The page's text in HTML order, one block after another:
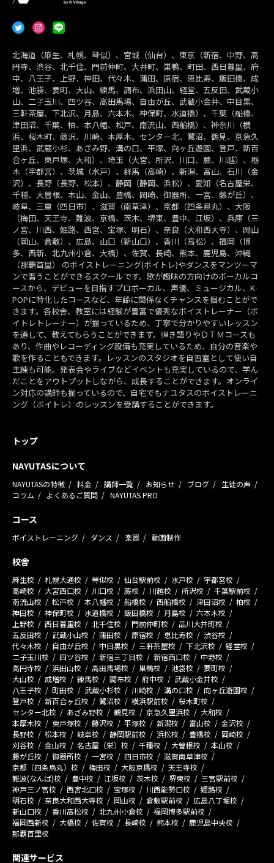
北海道（麻生、札幌、琴似）、宮城（仙台）、東京（新宿、中野、高
円寺、渋谷、北千住、門前仲町、大井町、巣鴨、町田、西日暮里、府
中、八王子、上野、神田、代々木、蒲田、原宿、恵比寿、飯田橋、成
増、池袋、要町、大山、練馬、調布、浜田山、経堂、五反田、武蔵小
山、二子玉川、四ツ谷、高田馬場、自由が丘、武蔵小金井、中目黒、
三軒茶屋、下北沢、月島、六本木、神保町、水道橋）、千葉（船橋、
津田沼、千葉、柏、本八幡、松戸、南流山、西船橋）、神奈川（横
浜、桜木町、藤沢、川崎、本厚木、センター北、鷺沼、鶴見、京急久
里浜、武蔵小杉、あざみ野、溝の口、平塚、向ヶ丘遊園、登戸、新百
合ヶ丘、東戸塚、大和）、埼玉（大宮、所沢、川口、蕨、川越）、栃
木（宇都宮）、茨城（水戸）、群馬（高崎）、新潟、富山、石川（金
沢）、長野（長野、松本）、静岡（静岡、浜松）、愛知（名古屋栄、
千種、大曽根、本山、金山、豊橋、岡崎、御器所、一宮、藤が丘）、
岐阜、三重（四日市）、滋賀（南草津）、京都（四条烏丸）、大阪
（梅田、天王寺、難波、京橋、茨木、堺東、豊中、江坂）、兵庫（三
ノ宮、川西、姫路、西宮、宝塚、明石）、奈良（大和西大寺）、岡山
（岡山、倉敷）、広島、山口（新山口）、香川（高松）、福岡（博
多、西新、北九州小倉、大橋）、佐賀、長崎、熊本、鹿児島、沖縄
（那覇首里） のボイストレーニング(ボイトレ)やダンスをマンツーマ
ンで習うことができるスクールです。歌が趣味の方向けのボーカルコ
ースから、デビューを目指すプロボーカル、声優、ミュージカル、K-
POPに特化したコースなど、年齢に関係なくチャンスを掴むことがで
きます。各校舎、教室には経験が豊富で優秀なボイストレーナー（ボ
イトレトレーナー）が揃っているため、丁寧で分かりやすいレッスン
を通して、教えてもらうことができます。弾き語りやＤＴＭコースも
あり、作曲やレコーディング設備も充実しているため、自分の音楽や
歌を作ることもできます。レッスンのスタジオを自習室として使い自
主練も可能。発表会やライブなどイベントも充実しているので、学ん
だことをアウトプットしながら、成長することができます。オンライ
ン対応の講師も揃っているので、自宅でもナユタスのボイストレーニ
ング（ボイトレ）のレッスンを受講することができます。
トップ
NAYUTASについて
NAYUTASの特徴 料金 講師一覧 お知らせ ブログ
生徒の声
コラム
よくあるご質問 NAYUTAS PRO
コース
ボイストレーニング ダンス 楽器 動画制作
校舎
麻生校 札幌大通校 琴似校 仙台駅前校 水戸校
宇都宮校
高崎校
大宮西口校 川口校 蕨校 川越校 所沢校
千葉駅前校
南流山校
松戸校 本八幡校 船橋校 西船橋校 津田沼校
柏校
神田校
神保町校 水道橋校 飯田橋校 月島校
六本木校
上野校
西日暮里校 北千住校 門前仲町校
品川大井町校
五反田校
武蔵小山校 蒲田校 原宿校 恵比寿校
渋谷校
代々木校
自由が丘校 中目黒校 三軒茶屋校 下北沢校
経堂校
二子玉川校
四ツ谷校 新宿三丁目校 新宿西口校
中野校
高円寺校
浜田山校 高田馬場校 巣鴨校 池袋校
要町校
大山校
成増校 練馬校 調布校 府中校
武蔵小金井校
八王子校
町田校 武蔵小杉校 川崎校 溝の口校
向ヶ丘遊園校
登戸校
新百合ヶ丘校 鷺沼校 横浜駅前校
桜木町校
センター北校
あざみ野校 鶴見校 京急久里浜校
大和校
本厚木校
東戸塚校 藤沢校 平塚校 新潟校 富山校
金沢校
長野校
松本校 岐阜校 静岡駅前校 浜松校 豊橋校
岡崎校
刈谷校
金山校 名古屋（栄）校 千種校 大曽根校
本山校
藤が丘校
御器所校 一宮校 四日市校
滋賀南草津校
京都（四条烏丸）校
梅田校 大阪京橋校
天王寺校
難波(なんば)校
豊中校 江坂校 茨木校 堺東校
三宮駅前校
神戸三ノ宮校
西宮北口校 宝塚校 川西能勢口校
姫路校
明石校
奈良大和西大寺校 岡山校 倉敷駅前校
広島八丁堀校
新山口校
香川高松校 北九州小倉校
福岡博多駅前校
福岡西新校
大橋校 佐賀校 長崎校 熊本校
鹿児島中央校
那覇首里校
関連サービス